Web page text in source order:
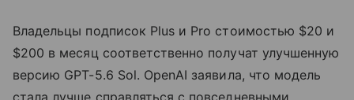
Владельцы подписок Plus и Pro стоимостью $20 и
$200 в месяц соответственно получат улучшенную
версию GPT-5.6 Sol. OpenAI заявила, что модель